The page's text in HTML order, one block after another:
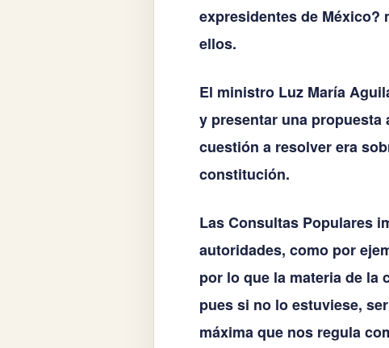
expresidentes de México?
ellos.
El ministro Luz María
y presentar una propuesta
cuestión a resolver era
constitución.
Las Consultas Populares
autoridades, como por
por lo que la materia de la
pues si no lo estuviese,
máxima que nos regula